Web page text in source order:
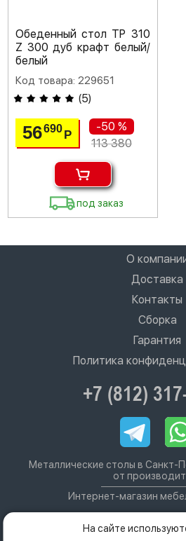
Обеденный стол TP 310
Z 300 дуб крафт белый/
белый
Код товара: 229651
(5)
56690 Р
-50 %
113 380
под заказ
О
Доставка
Контакты
Сборка
Гарантия
Политика
+7 (812)
Металлические столы в Санкт-
от
Интернет-магазин
На сайте